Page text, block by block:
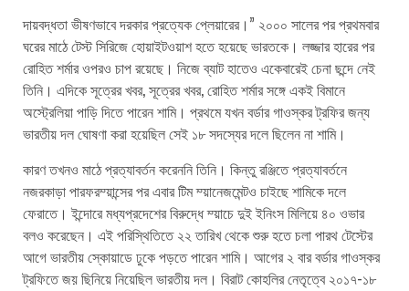
দায়বদ্ধতা ভীষণভাবে দরকার প্রত্যেক প্লেয়ারের।” ২০০০ সালের পর প্রথমবার
ঘরের মাঠে টেস্ট সিরিজে হোয়াইটওয়াশ হতে হয়েছে ভারতকে। লজ্জার হারের পর
রোহিত শর্মার ওপরও চাপ রয়েছে। নিজে ব্যাট হাতেও একেবারেই চেনা ছন্দে নেই
তিনি। এদিকে সূত্রের খবর, সূত্রের খবর, রোহিত শর্মার সঙ্গে একই বিমানে
অস্ট্রেলিয়া পাড়ি দিতে পারেন শামি। প্রথমে যখন বর্ডার গাওস্কর ট্রফির জন্য
ভারতীয় দল ঘোষণা করা হয়েছিল সেই ১৮ সদস্যের দলে ছিলেন না শামি।
কারণ তখনও মাঠে প্রত্যাবর্তন করেননি তিনি। কিন্তু রঞ্জিতে প্রত্যাবর্তনে
নজরকাড়া পারফরম্য়ান্সের পর এবার টিম ম্য়ানেজমেন্টও চাইছে শামিকে দলে
ফেরাতে। ইন্দোরে মধ্যপ্রদেশের বিরুদ্ধে ম্য়াচে দুই ইনিংস মিলিয়ে ৪০ ওভার
বলও করেছেন। এই পরিস্থিতিতে ২২ তারিখ থেকে শুরু হতে চলা পারথ টেস্টের
আগে ভারতীয় স্কোয়াডে ঢুকে পড়তে পারেন শামি। আগের ২ বার বর্ডার গাওস্কর
ট্রফিতে জয় ছিনিয়ে নিয়েছিল ভারতীয় দল। বিরাট কোহলির নেতৃত্বে ২০১৭-১৮